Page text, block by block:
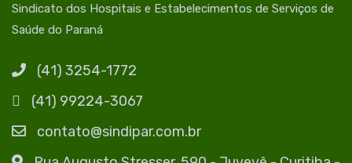
Sindicato dos Hospitais e Estabelecimentos de Serviços de
Saúde do Paraná
(41) 3254-1772
(41) 99224-3067
contato@sindipar.com.br